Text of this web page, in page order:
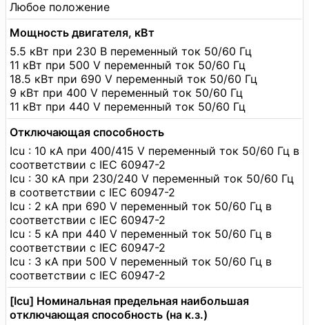
Любое положение
Мощность двигателя, кВт
5.5 кВт при 230 В переменный ток 50/60 Гц
11 кВт при 500 V переменный ток 50/60 Гц
18.5 кВт при 690 V переменный ток 50/60 Гц
9 кВт при 400 V переменный ток 50/60 Гц
11 кВт при 440 V переменный ток 50/60 Гц
Отключающая способность
Icu : 10 кА при 400/415 V переменный ток 50/60 Гц в
соответствии с IEC 60947-2
Icu : 30 кА при 230/240 V переменный ток 50/60 Гц
в соответствии с IEC 60947-2
Icu : 2 кА при 690 V переменный ток 50/60 Гц в
соответствии с IEC 60947-2
Icu : 5 кА при 440 V переменный ток 50/60 Гц в
соответствии с IEC 60947-2
Icu : 3 кА при 500 V переменный ток 50/60 Гц в
соответствии с IEC 60947-2
[Icu] Номинальная предельная наибольшая
отключающая способность (на к.з.)